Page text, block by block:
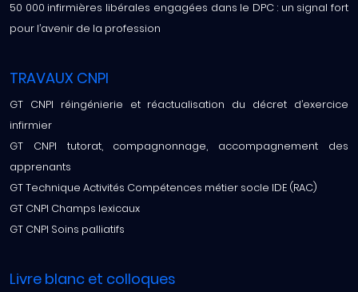
50 000 infirmières libérales engagées dans le DPC : un signal fort
pour l’avenir de la profession
TRAVAUX CNPI
GT CNPI réingénierie et réactualisation du décret d’exercice
infirmier
GT CNPI tutorat, compagnonnage, accompagnement des
apprenants
GT Technique Activités Compétences métier socle IDE (RAC)
GT CNPI Champs lexicaux
GT CNPI Soins palliatifs
Livre blanc et colloques